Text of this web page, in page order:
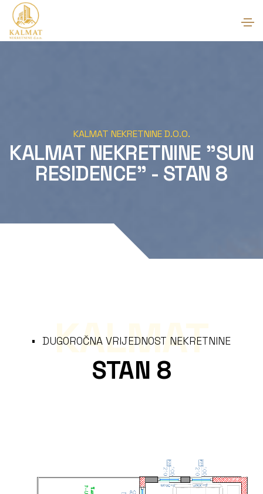
KALMAT NEKRETNINE D.O.O.
KALMAT NEKRETNINE "SUN
RESIDENCE" - STAN 8
DUGOROČNA VRIJEDNOST NEKRETNINE
STAN 8
KALMAT